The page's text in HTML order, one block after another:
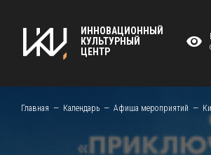
ИННОВАЦИОННЫЙ
КУЛЬТУРНЫЙ
ЦЕНТР
Главная Календарь Афиша мероприятий